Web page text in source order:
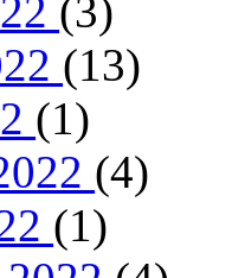
(3)
(13)
(1)
(4)
(1)